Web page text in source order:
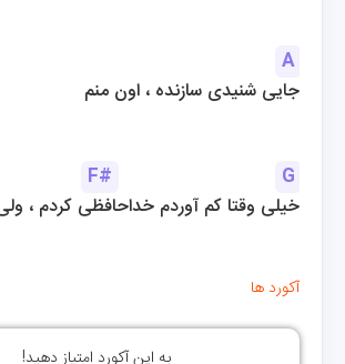
A
جایی شنیدی سازنده ، اون منم
F#
G
خیلی وقتا کم آوردم خداحافظی کردم ،
آکورد ها
به این آکورد امتیاز دهید!